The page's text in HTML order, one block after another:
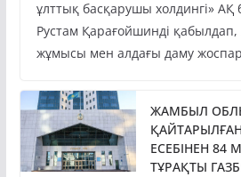
ұлттық басқарушы холдингі» АҚ
Рустам Қарағойшинді қабылдап,
жұмысы мен алдағы даму
ЖАМБЫЛ
ЕСЕБІНЕН 84
ТҰРАҚТЫ